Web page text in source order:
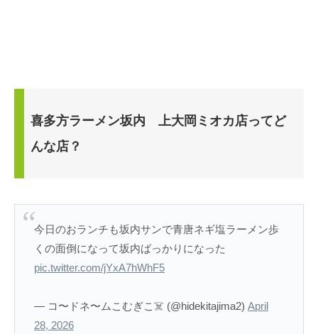
喜多方ラーメン坂内 上大岡ミオカ店ってど
んな店？
今日のおランチも坂内サンで青唐ネギ塩ラーメン歩
くの面倒になって坂内ばっかりになった
pic.twitter.com/jYxA7hWhF5
— コ〜ドネ〜ムこむぎこ☠️ (@hidekitajima2) April
28, 2026